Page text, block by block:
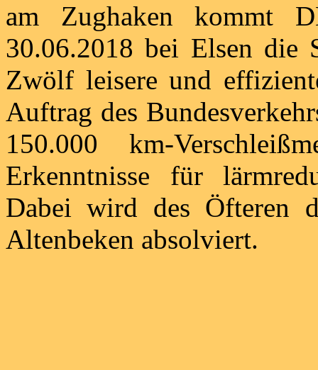
am Zughaken kommt
30.06.2018 bei Elsen die
Zwölf leisere und
Auftrag des
150.000 km-
Erkenntnisse für
Dabei wird des Öfteren
Altenbeken absolviert.